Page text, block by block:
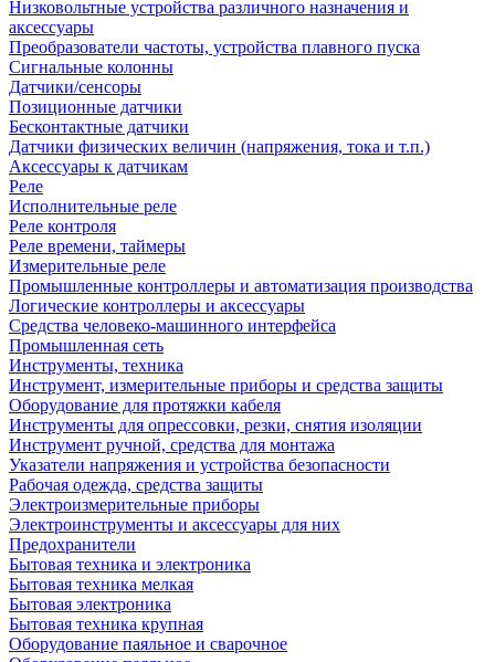
Низковольтные устройства различного назначения и
аксессуары
Преобразователи частоты, устройства плавного пуска
Сигнальные колонны
Датчики/сенсоры
Позиционные датчики
Бесконтактные датчики
Датчики физических величин (напряжения, тока и т.п.)
Аксессуары к датчикам
Реле
Исполнительные реле
Реле контроля
Реле времени, таймеры
Измерительные реле
Промышленные контроллеры и автоматизация производства
Логические контроллеры и аксессуары
Средства человеко-машинного интерфейса
Промышленная сеть
Инструменты, техника
Инструмент, измерительные приборы и средства защиты
Оборудование для протяжки кабеля
Инструменты для опрессовки, резки, снятия изоляции
Инструмент ручной, средства для монтажа
Указатели напряжения и устройства безопасности
Рабочая одежда, средства защиты
Электроизмерительные приборы
Электроинструменты и аксессуары для них
Предохранители
Бытовая техника и электроника
Бытовая техника мелкая
Бытовая электроника
Бытовая техника крупная
Оборудование паяльное и сварочное